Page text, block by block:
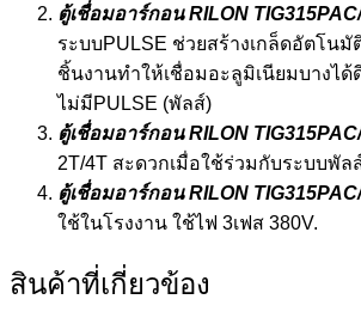
ตู้เชื่อมอาร์กอน RILON
ระบบPULSE ช่วยสร้างเกล็ดอัตโน
ชิ้นงานทำให้เชื่อมอะลูมิเนียมบางได้
ไม่มีPULSE (พัลส์)
ตู้เชื่อมอาร์กอน RILON
2T/4T สะดวกเมื่อใช้ร่วมกับระบบพัล
ตู้เชื่อมอาร์กอน RILON
ใช้ในโรงงาน ใช้ไฟ 3เฟส 380V.
สินค้าที่เกี่ยวข้อง